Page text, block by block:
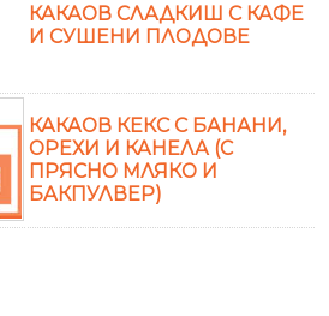
КАКАОВ СЛАДКИШ С КАФЕ
И СУШЕНИ ПЛОДОВЕ
КАКАОВ КЕКС С БАНАНИ,
ОРЕХИ И КАНЕЛА (С
ПРЯСНО МЛЯКО И
БАКПУЛВЕР)